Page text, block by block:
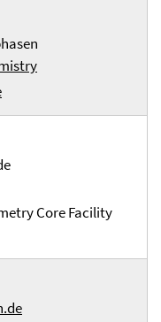
Core Facility